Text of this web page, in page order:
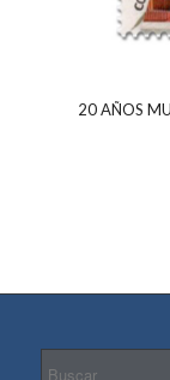
20 AÑOS